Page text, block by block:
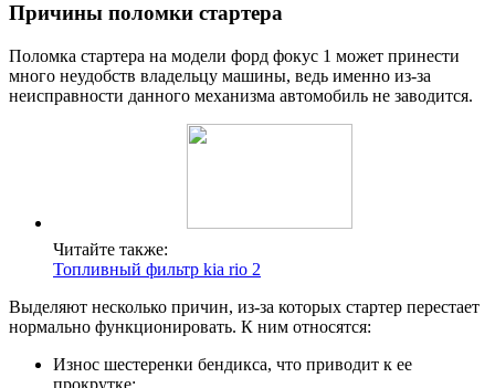
Причины поломки стартера
Поломка стартера на модели форд фокус 1 может принести
много неудобств владельцу машины, ведь именно из-за
неисправности данного механизма автомобиль не заводится.
Читайте также:
Топливный фильтр kia rio 2
Выделяют несколько причин, из-за которых стартер перестает
нормально функционировать. К ним относятся:
Износ шестеренки бендикса, что приводит к ее
прокрутке;